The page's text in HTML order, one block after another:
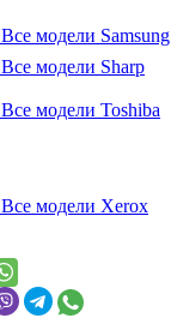
Все модели Samsung
Все модели Sharp
Все модели Toshiba
Все модели Xerox